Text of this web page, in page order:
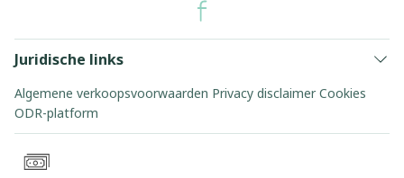
Juridische links
Algemene verkoopsvoorwaarden Privacy disclaimer Cookies
ODR-platform